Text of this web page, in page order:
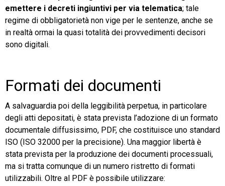
emettere i decreti ingiuntivi per via telematica; tale
regime di obbligatorietà non vige per le sentenze, anche se
in realtà ormai la quasi totalità dei provvedimenti decisori
sono digitali.
Formati dei documenti
A salvaguardia poi della leggibilità perpetua, in particolare
degli atti depositati, è stata prevista l’adozione di un formato
documentale diffusissimo, PDF, che costituisce uno standard
ISO (ISO 32000 per la precisione). Una maggior libertà è
stata prevista per la produzione dei documenti processuali,
ma si tratta comunque di un numero ristretto di formati
utilizzabili. Oltre al PDF è possibile utilizzare: